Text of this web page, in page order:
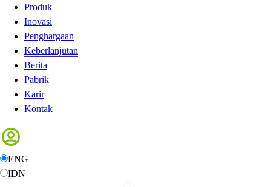
Produk
Inovasi
Penghargaan
Keberlanjutan
Berita
Pabrik
Karir
Kontak
ENG
IDN